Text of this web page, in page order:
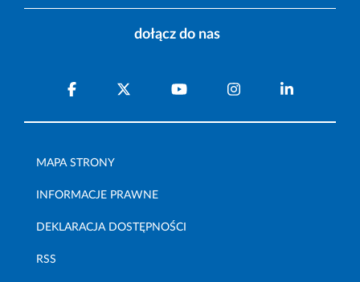
dołącz do nas
MAPA STRONY
INFORMACJE PRAWNE
DEKLARACJA DOSTĘPNOŚCI
RSS